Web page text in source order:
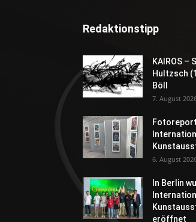
Redaktionstipp
KAIROS –
Hultzsch
Böll
7. August
6. August
In Berlin
eröffnet